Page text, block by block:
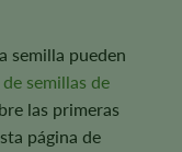
semilla pueden
semillas de
las primeras
página de